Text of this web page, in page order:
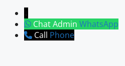
↓
Chat Admin WhatsApp
Call Phone